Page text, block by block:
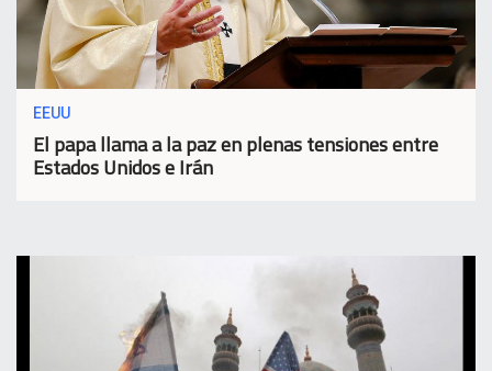
EEUU
El papa llama a la paz en plenas tensiones entre
Estados Unidos e Irán